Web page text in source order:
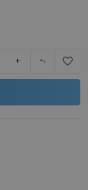
+ favorite_border